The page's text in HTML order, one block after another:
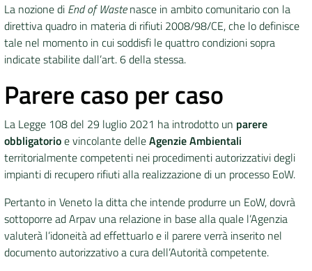
La nozione di End of Wastenasce in ambito comunitario con la
direttiva quadro in materia di rifiuti 2008/98/CE, che lo definisce
tale nel momento in cui soddisfi le quattro condizioni sopra
indicate stabilite dall’art. 6 della stessa.
Parere caso per caso
La Legge 108 del 29 luglio 2021 ha introdotto un parere
obbligatorioe vincolante delleAgenzie Ambientali
territorialmente competenti nei procedimenti autorizzativi degli
impianti di recupero rifiuti alla realizzazione di un processo EoW.
Pertanto in Veneto la ditta che intende produrre un EoW, dovrà
sottoporre ad Arpav una relazione in base alla quale l’Agenzia
valuterà l’idoneità ad effettuarlo e il parere verrà inserito nel
documento autorizzativo a cura dell’Autorità competente.